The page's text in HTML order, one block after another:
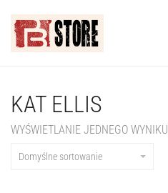
KAT ELLIS
WYŚWIETLANIE JEDNEGO WYNIKU
Domyślne sortowanie